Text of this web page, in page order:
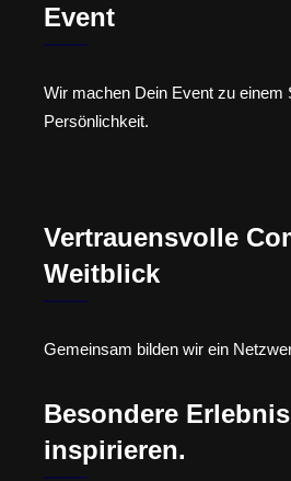
Event
Wir machen Dein Event zu einem
Persönlichkeit.
Vertrauensvolle
Weitblick
Gemeinsam bilden wir ein
Besondere
inspirieren.